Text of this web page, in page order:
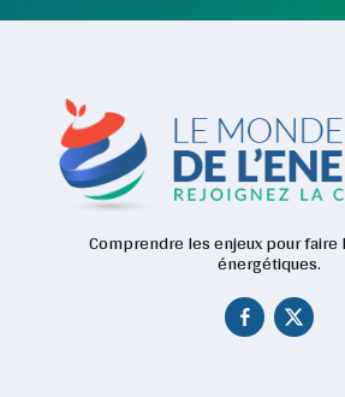
Comprendre les enjeux pour
énergétiques.